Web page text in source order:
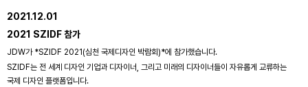
2021.12.01
2021 SZIDF 참가
JDW가 *SZIDF 2021(심천 국제디자인 박람회)*에 참가했습니다.
SZIDF는 전 세계 디자인 기업과 디자이너, 그리고 미래의 디자이너들이 자유롭게 교류하는
국제 디자인 플랫폼입니다.